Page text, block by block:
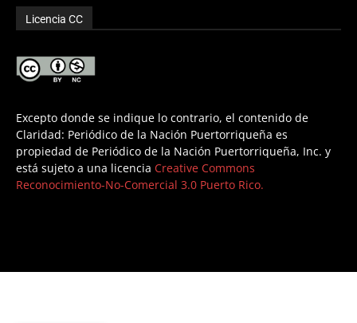
Licencia CC
Excepto donde se indique lo contrario, el contenido de
Claridad: Periódico de la Nación Puertorriqueña es
propiedad de Periódico de la Nación Puertorriqueña, Inc. y
está sujeto a una licencia Creative Commons
Reconocimiento-No-Comercial 3.0 Puerto Rico.